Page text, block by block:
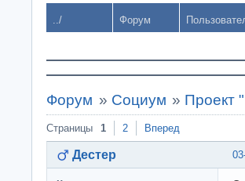
../ Форум
Форум » Социум » Проект
Страницы 1 2 Вперед
Дестер